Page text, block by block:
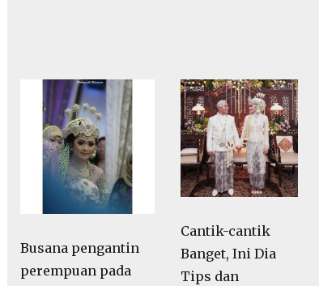
Busana pengantin
perempuan pada
Cantik-cantik
Banget, Ini Dia
Tips dan